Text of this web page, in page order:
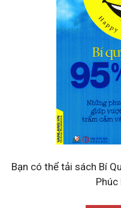
Bạn có thể tải sách Bí
Phúc